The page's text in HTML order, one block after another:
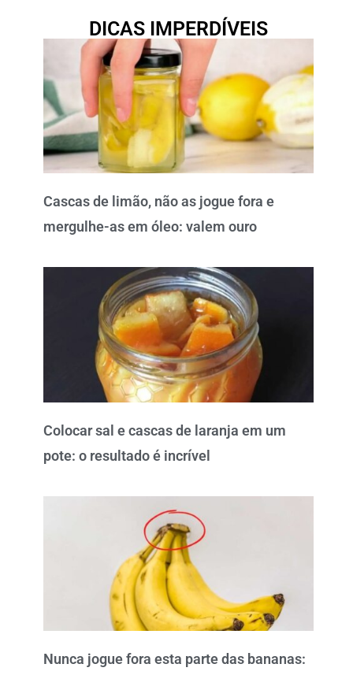
DICAS IMPERDÍVEIS
Cascas de limão, não as jogue fora e
mergulhe-as em óleo: valem ouro
Colocar sal e cascas de laranja em um
pote: o resultado é incrível
Nunca jogue fora esta parte das bananas: